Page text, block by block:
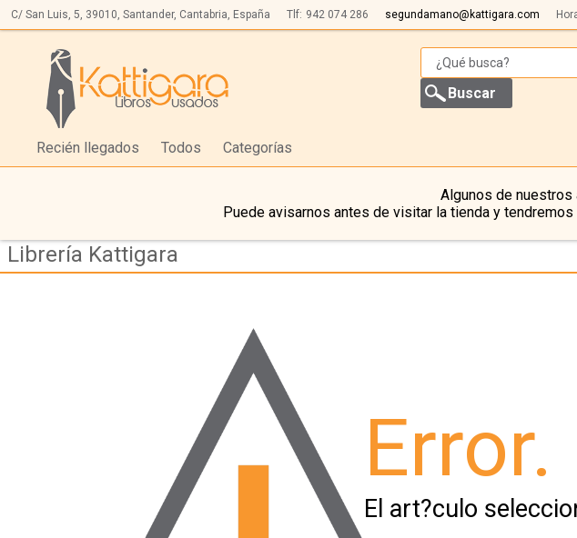
C/ San Luis, 5, 39010, Santander, Cantabria, España Tlf: 942 074 286 segundamano@kattigara.com
Recién llegados Todos Categorías
Algunos de nuestros
Puede avisarnos antes de visitar la tienda y
Librería Kattigara
Error.
El art?culo